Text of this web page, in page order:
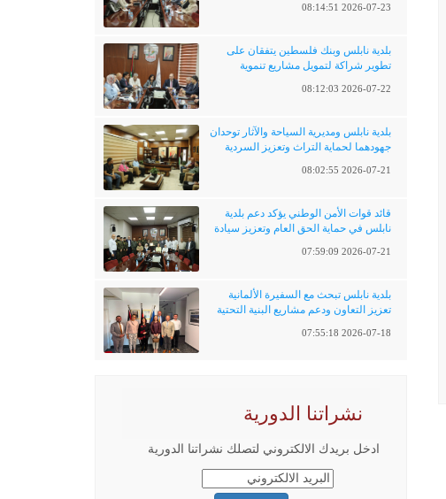
2026-07-23 08:14:51
بلدية نابلس وبنك فلسطين يتفقان على
تطوير شراكة لتمويل مشاريع تنموية
2026-07-22 08:12:03
بلدية نابلس ومديرية السياحة والآثار توحدان
جهودهما لحماية التراث وتعزيز السردية
2026-07-21 08:02:55
قائد قوات الأمن الوطني يؤكد دعم بلدية
نابلس في حماية الحق العام وتعزيز سيادة
2026-07-21 07:59:09
بلدية نابلس تبحث مع السفيرة الألمانية
تعزيز التعاون ودعم مشاريع البنية التحتية
2026-07-18 07:55:18
نشراتنا الدورية
ادخل بريدك الالكتروني لتصلك نشراتنا الدورية